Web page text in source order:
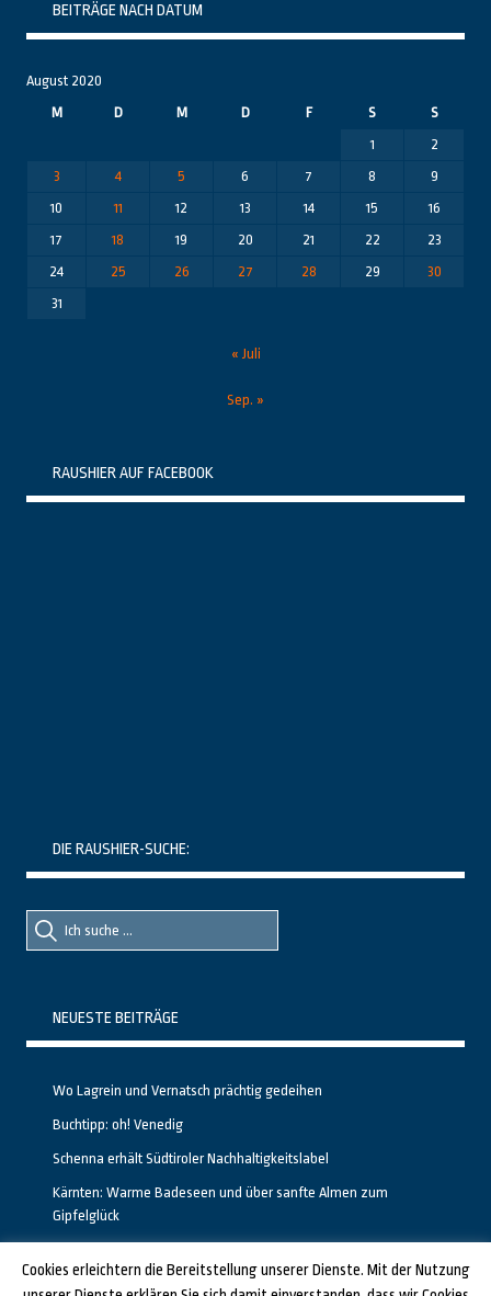
BEITRÄGE NACH DATUM
August 2020
M
D M D F S
S
1
2
3
4 5 6 7 8
9
10
11 12 13 14 15
16
17
18 19 20 21 22
23
24
25 26 27 28 29
30
31
« Juli
Sep. »
RAUSHIER AUF FACEBOOK
DIE RAUSHIER-SUCHE:
Suche
nach::
Suche
nach:
NEUESTE BEITRÄGE
Wo Lagrein und Vernatsch prächtig gedeihen
Buchtipp: oh! Venedig
Schenna erhält Südtiroler Nachhaltigkeitslabel
Kärnten: Warme Badeseen und über sanfte Almen zum
Gipfelglück
Cookies erleichtern die Bereitstellung unserer Dienste. Mit der Nutzung